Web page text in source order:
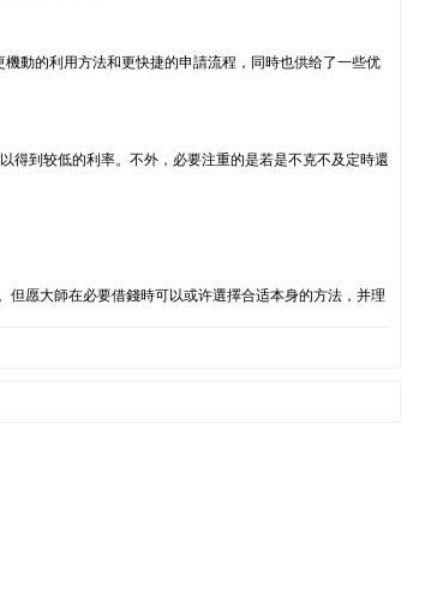
動的利用方法和更快捷的申請流程，同時也供给了一些优
得到较低的利率。不外，必要注重的是若是不克不及定時還
愿大師在必要借錢時可以或许選擇合适本身的方法，并理